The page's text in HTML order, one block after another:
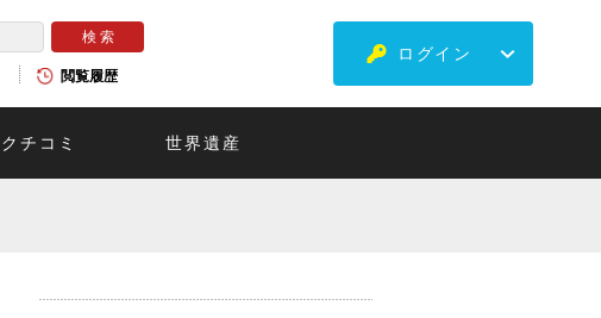
閲覧履歴
ログイン
クチコミ 世界遺産